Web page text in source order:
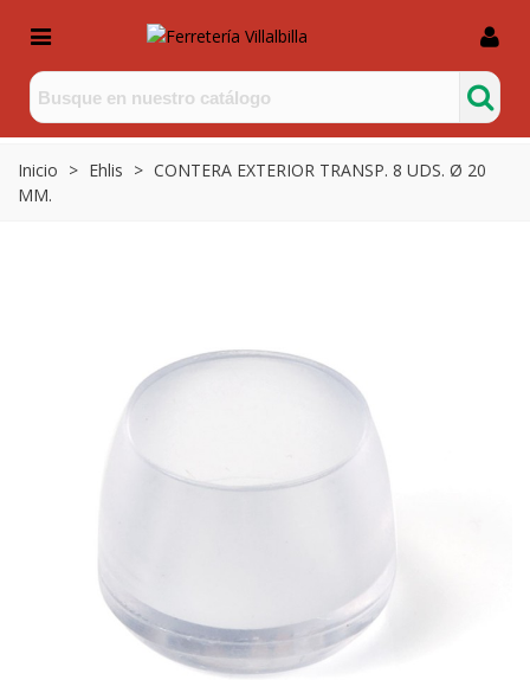
Inicio > Ehlis > CONTERA EXTERIOR TRANSP. 8 UDS. Ø 20
MM.